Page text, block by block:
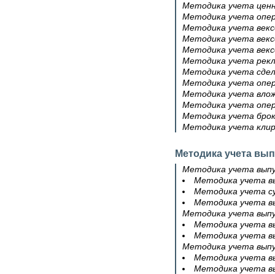
Методика учета
Методика учета
Методика учета
Методика учета
Методика учета
Методика учета
Методика учета
Методика учета
Методика учета
Методика учета
Методика учета
Методика учета
Методика учета
Методика учета
Методика учета
Методика учета
Методика учета
Методика учета
Методика учета
Методика учета
Методика учета
Методика учета
Методика учета